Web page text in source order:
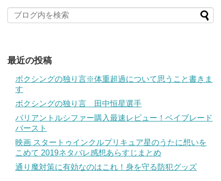
最近の投稿
ボクシングの独り言※体重超過について思うこと書きま
す
ボクシングの独り言 田中恒星選手
バリアントルシファー購入最速レビュー！ベイブレード
バースト
映画 スタートゥインクルプリキュア星のうたに想いを
こめて 2019ネタバレ感想あらすじまとめ
通り魔対策に有効なのはこれ！身を守る防犯グッズ